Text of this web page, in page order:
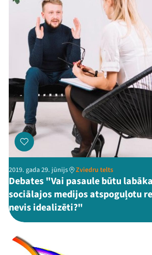
2019. gada 29. jūnijs Zviedru telts
Debates "Vai pasaule būtu
sociālajos medijos atspoguļotu
nevis idealizēti?"